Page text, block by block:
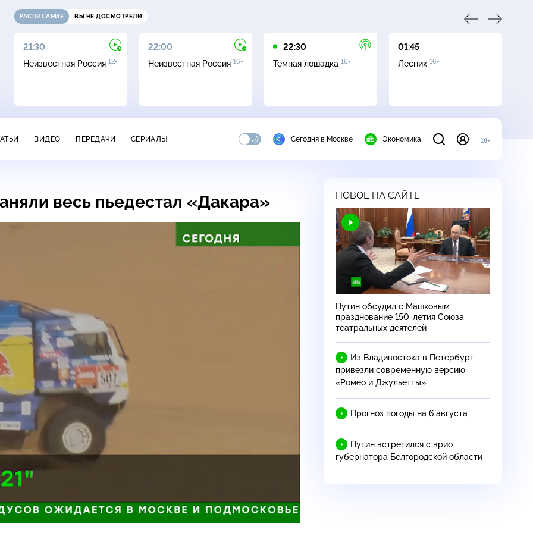
РАСПИСАНИЕ ВЫ НЕ ДОСМОТРЕЛИ
21:30
Неизвестная Россия 12+
22:00
Неизвестная Россия 16+
22:30
Темная лошадка 16+
01:45
Лесник 16+
ВИДЕО ПЕРЕДАЧИ СЕРИАЛЫ Сегодня в Москве Экономика 18+
весь пьедестал «Дакара»
Настройки
НОВОЕ НА САЙТЕ
Путин обсудил с Машковым
празднование 150-летия Союза
театральных деятелей
Из Владивостока в Петербург
привезли современную версию
«Ромео и Джульетты»
Прогноз погоды на 6 августа
Путин встретился с врио
губернатора Белгородской области